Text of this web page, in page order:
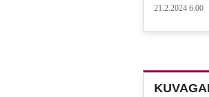
21.2.2024 6.00